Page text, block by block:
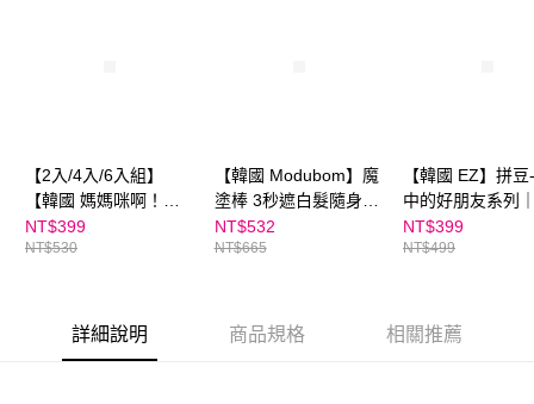
恩沛科技股份有限公司將有權停止該用戶之使用額度並採取法律行動。
【2入/4入/6入組】
【韓國 媽媽咪啊！】
叮叮舒緩棒 5ml｜伍吉
創意
NT$399
NT$530
【韓國 Modubom】魔
塗棒 3秒遮白髮隨身刷
｜伍吉創意
NT$532
NT$665
【韓國 EZ】拼
中的好朋友系列
創意
NT$399
NT$499
詳細說明 商品規格 相關推薦